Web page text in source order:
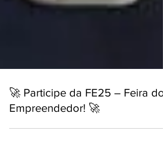
🚀 Participe da FE25 – Feira do
Empreendedor! 🚀